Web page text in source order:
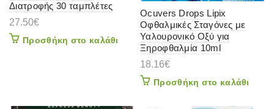
Διατροφής 30 ταμπλέτες
27.50€
Προσθήκη στο καλάθι
Ocuvers Drops Lipix
Οφθαλμικές Σταγόνες με
Υαλουρονικό Οξύ για
Ξηροφθαλμία 10ml
18.16€
Προσθήκη στο καλάθι